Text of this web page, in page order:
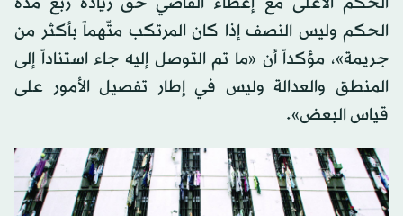
الحكم وليس النصف إذا كان المرتكب متّهماً بأكثر من
جريمة»، مؤكداً أن «ما تم التوصل إليه جاء استناداً إلى
المنطق والعدالة وليس في إطار تفصيل الأمور على
قياس البعض».